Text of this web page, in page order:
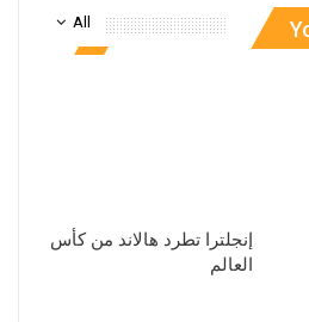
All
إنجلترا تطرد هالاند من كأس
العالم